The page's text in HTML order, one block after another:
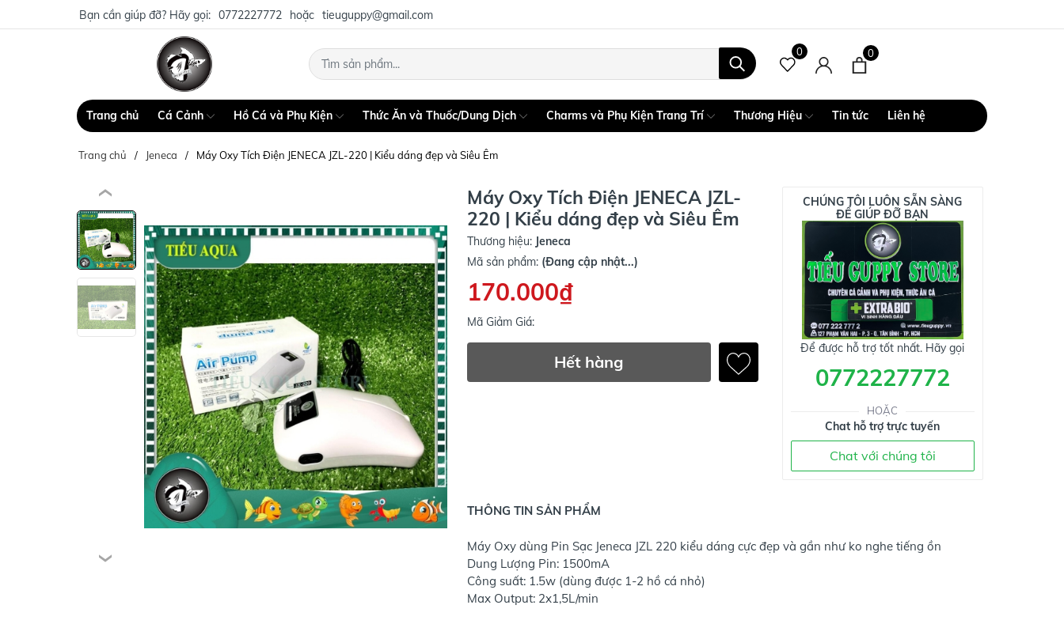
Bạn cần giúp đỡ? Hãy gọi: 0772227772 hoặc tieuguppy@gmail.com
0 0
Trang chủ Cá Cảnh Hồ Cá và Phụ Kiện Thức Ăn và Thuốc/Dung Dịch Charms và Phụ Kiện Trang Trí Thương Hiệu Tin tức Liên hệ
Trang chủ Jeneca Máy Oxy Tích Điện JENECA JZL-220 | Kiểu dáng đẹp và Siêu Êm
Máy Oxy Tích Điện JENECA JZL-
220 | Kiểu dáng đẹp và Siêu Êm
Thương hiệu: Jeneca
Mã sản phẩm: (Đang cập nhật...)
170.000₫
Mã Giảm Giá:
Hết hàng
CHÚNG TÔI LUÔN SẴN SÀNG
ĐỂ GIÚP ĐỠ BẠN
Để được hỗ trợ tốt nhất. Hãy gọi
0772227772
HOẶC
Chat hỗ trợ trực tuyến
Chat với chúng tôi
THÔNG TIN SẢN PHẨM
Máy Oxy dùng Pin Sạc Jeneca JZL 220 kiểu dáng cực đẹp và gần như ko nghe tiếng ồn
Dung Lượng Pin: 1500mA
Công suất: 1.5w (dùng được 1-2 hồ cá nhỏ)
Max Output: 2x1,5L/min